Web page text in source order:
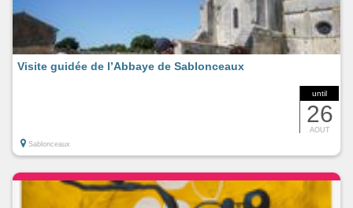
until
26
AOUT
Visite guidée de l’Abbaye de Sablonceaux
Sablonceaux